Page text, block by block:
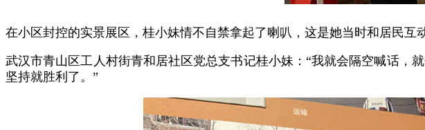
在小区封控的实景展区，桂小妹情不自禁拿起了喇叭，这是她当时和居民互
武汉市青山区工人村街青和居社区党总支书记桂小妹：“我就会隔空喊话，
坚持就胜利了。”